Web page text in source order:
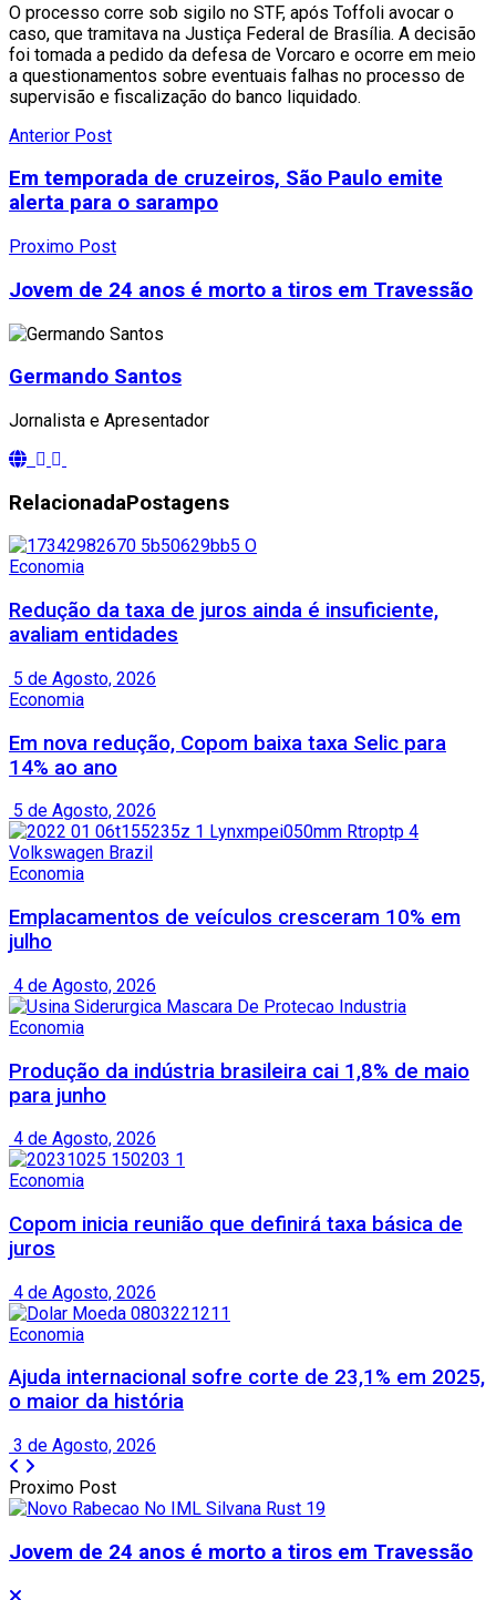
O processo corre sob sigilo no STF, após Toffoli avocar o
caso, que tramitava na Justiça Federal de Brasília. A decisão
foi tomada a pedido da defesa de Vorcaro e ocorre em meio
a questionamentos sobre eventuais falhas no processo de
supervisão e fiscalização do banco liquidado.
Anterior Post
Em temporada de cruzeiros, São Paulo emite
alerta para o sarampo
Proximo Post
Jovem de 24 anos é morto a tiros em Travessão
Germando Santos
Jornalista e Apresentador
RelacionadaPostagens
Economia
Redução da taxa de juros ainda é insuficiente,
avaliam entidades
5 de Agosto, 2026
Economia
Em nova redução, Copom baixa taxa Selic para
14% ao ano
5 de Agosto, 2026
Economia
Emplacamentos de veículos cresceram 10% em
julho
4 de Agosto, 2026
Economia
Produção da indústria brasileira cai 1,8% de maio
para junho
4 de Agosto, 2026
Economia
Copom inicia reunião que definirá taxa básica de
juros
4 de Agosto, 2026
Economia
Ajuda internacional sofre corte de 23,1% em 2025,
o maior da história
3 de Agosto, 2026
Proximo Post
Jovem de 24 anos é morto a tiros em Travessão